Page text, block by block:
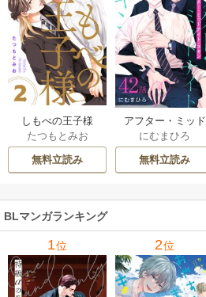
しもべの王子様
【描き下ろしおま
け付き特装版】 2巻
たつもとみお
無料立読み
アフター・ミッド
ナイト・スキン
［ばら売り］ 42巻
にむまひろ
無料立読み
BLマンガランキング
1位 2位